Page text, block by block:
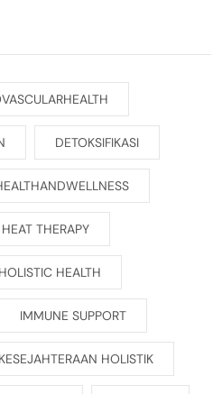
DETOKSIFIKASI
HEAT THERAPY
HOLISTIC HEALTH
IMMUNE SUPPORT
KESEJAHTERAAN HOLISTIK